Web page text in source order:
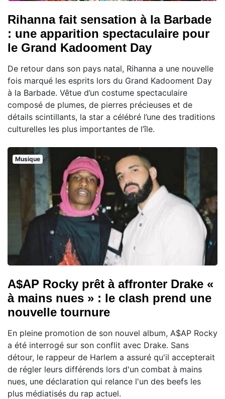
Rihanna fait sensation à la Barbade
: une apparition spectaculaire pour
le Grand Kadooment Day
De retour dans son pays natal, Rihanna a une nouvelle
fois marqué les esprits lors du Grand Kadooment Day
à la Barbade. Vêtue d’un costume spectaculaire
composé de plumes, de pierres précieuses et de
détails scintillants, la star a célébré l’une des traditions
culturelles les plus importantes de l’île.
Musique
A$AP Rocky prêt à affronter Drake «
à mains nues » : le clash prend une
nouvelle tournure
En pleine promotion de son nouvel album, A$AP Rocky
a été interrogé sur son conflit avec Drake. Sans
détour, le rappeur de Harlem a assuré qu'il accepterait
de régler leurs différends lors d'un combat à mains
nues, une déclaration qui relance l'un des beefs les
plus médiatisés du rap actuel.